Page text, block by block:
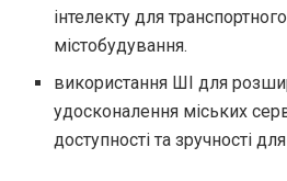
інтелекту для
містобудування.
використання ШІ для
удосконалення міських
доступності та зручності